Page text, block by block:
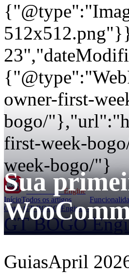
owner-first-
bogo/
first-week-
week-bogo/"}
GT BOGOEngine
InícioTodos os artigos
Obter GT BOGO Engine →
GT BOGO
Sua
GuiasApril